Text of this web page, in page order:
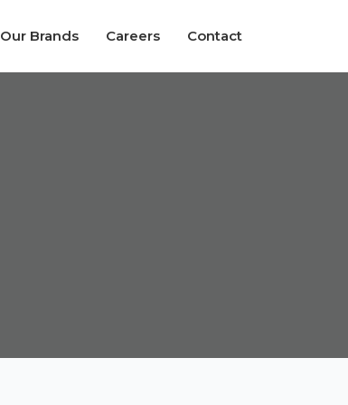
Our Brands Careers Contact